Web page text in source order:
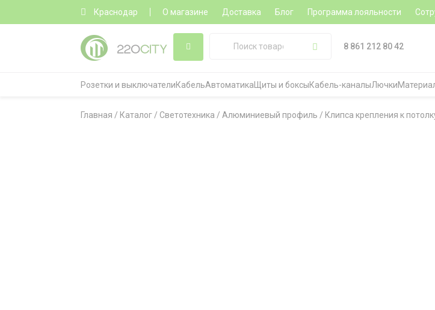
Краснодар О магазине Доставка Блог Программа лояльности
8 861 212 80 42
Розетки и выключателиКабельАвтоматика Щиты и боксыКабель-каналыЛючки
Главная / Каталог / Светотехника / Алюминиевый профиль / Клипса крепления к